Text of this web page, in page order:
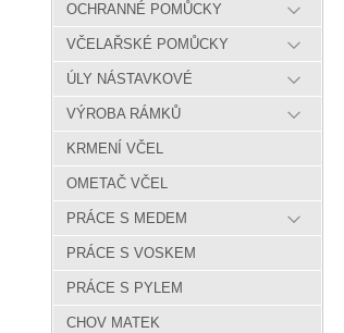
OCHRANNÉ POMŮCKY
VČELAŘSKÉ POMŮCKY
ÚLY NÁSTAVKOVÉ
VÝROBA RÁMKŮ
KRMENÍ VČEL
OMETAČ VČEL
PRÁCE S MEDEM
PRÁCE S VOSKEM
PRÁCE S PYLEM
CHOV MATEK